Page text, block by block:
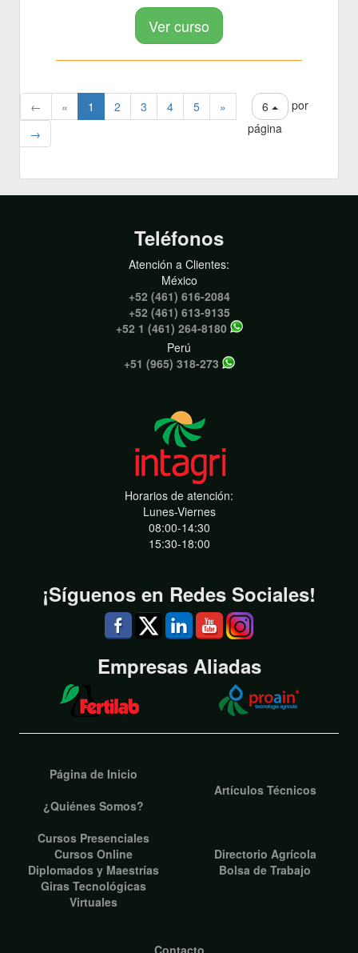
Ver curso
← « 1 2 3 4 5
»
→
6
por
página
Teléfonos
Atención a Clientes:
México
+52 (461) 616-2084
+52 (461) 613-9135
+52 1 (461) 264-8180
Perú
+51 (965) 318-273
Horarios de atención:
Lunes-Viernes
08:00-14:30
15:30-18:00
¡Síguenos en Redes Sociales!
Empresas Aliadas
Página de Inicio
¿Quiénes Somos?
Artículos Técnicos
Cursos Presenciales
Cursos Online
Diplomados y Maestrías
Giras Tecnológicas
Virtuales
Directorio Agrícola
Bolsa de Trabajo
Contacto